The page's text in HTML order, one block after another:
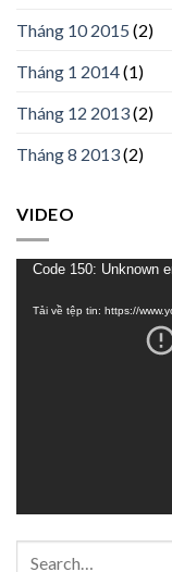
Tháng 10 2015 (2)
Tháng 1 2014(1)
Tháng 12 2013(2)
Tháng 8 2013(2)
VIDEO
Trình
Code 150: Unknown
Tải về tệp tin: https://